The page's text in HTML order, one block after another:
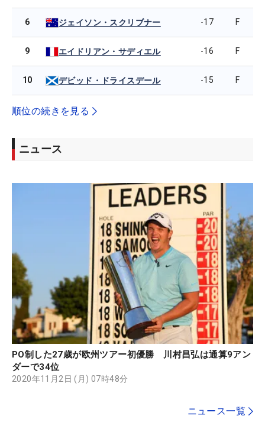
6 ジェイソン・スクリブナー -17 F
9 エイドリアン・サディエル -16 F
10 デビッド・ドライスデール -15 F
順位の続きを見る
ニュース
PO制した27歳が欧州ツアー初優勝 川村昌弘は通算9アン
ダーで34位
2020年11月2日 (月) 07時48分
ニュース一覧